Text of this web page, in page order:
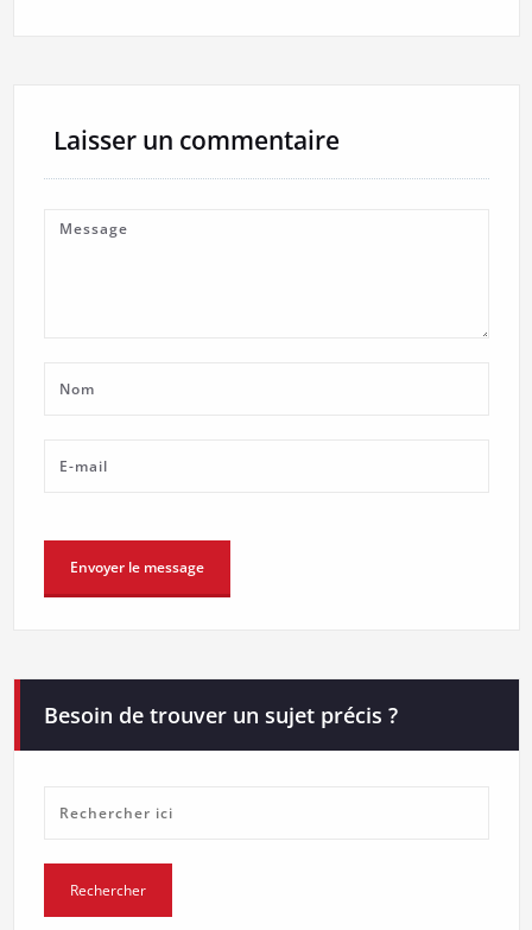
Laisser un commentaire
Besoin de trouver un sujet précis ?